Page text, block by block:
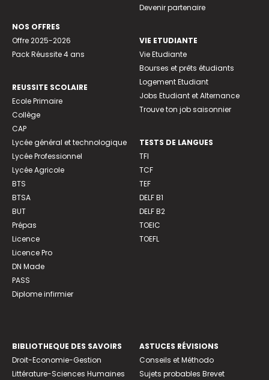
NOS OFFRES
Offre 2025-2026
Pack Réussite 4 ans
REUSSITE SCOLAIRE
Ecole Primaire
Collège
CAP
Lycée général et technologique
Lycée Professionnel
Lycée Agricole
BTS
BTSA
BUT
Prépas
Licence
Licence Pro
DN Made
PASS
Diplome infirmier
Devenir partenaire
VIE ETUDIANTE
Vie Etudiante
Bourses et prêts étudiants
Logement Etudiant
Jobs Etudiant et Alternance
Trouve ton job saisonnier
TESTS DE LANGUES
TFI
TCF
TEF
DELF B1
DELF B2
TOEIC
TOEFL
BIBLIOTHEQUE DES SAVOIRS
Droit-Economie-Gestion
Littérature-Sciences Humaines
ASTUCES RÉVISIONS
Conseils et Méthodo
Sujets probables Brevet